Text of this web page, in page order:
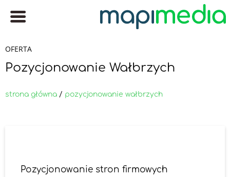
OFERTA
Pozycjonowanie Wałbrzych
strona główna / pozycjonowanie wałbrzych
Pozycjonowanie stron firmowych